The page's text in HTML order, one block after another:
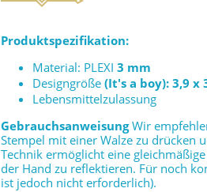
Produktspezifikation:
Material: PLEXI 3 mm
Designgröße (It's a boy): 3,9 x
Lebensmittelzulassung
GebrauchsanweisungWir
Stempel mit einer Walze zu drücken
Technik ermöglicht eine
der Hand zu reflektieren. Für noch
ist jedoch nicht erforderlich).